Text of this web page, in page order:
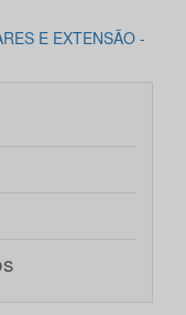
E EXTENSÃO -